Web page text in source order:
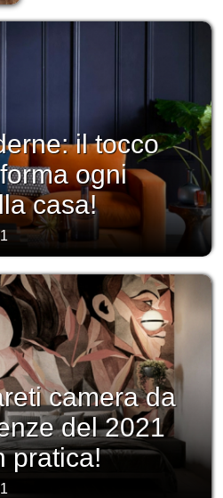
il tocco
ogni
casa!
camera da
del 2021
pratica!